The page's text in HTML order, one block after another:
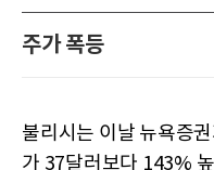
주가 폭등
불리시는 이날 뉴욕증
가 37달러보다 143%